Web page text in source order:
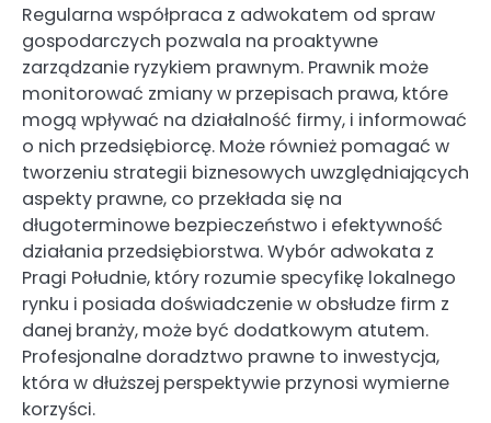
Regularna współpraca z adwokatem od spraw
gospodarczych pozwala na proaktywne
zarządzanie ryzykiem prawnym. Prawnik może
monitorować zmiany w przepisach prawa, które
mogą wpływać na działalność firmy, i informować
o nich przedsiębiorcę. Może również pomagać w
tworzeniu strategii biznesowych uwzględniających
aspekty prawne, co przekłada się na
długoterminowe bezpieczeństwo i efektywność
działania przedsiębiorstwa. Wybór adwokata z
Pragi Południe, który rozumie specyfikę lokalnego
rynku i posiada doświadczenie w obsłudze firm z
danej branży, może być dodatkowym atutem.
Profesjonalne doradztwo prawne to inwestycja,
która w dłuższej perspektywie przynosi wymierne
korzyści.